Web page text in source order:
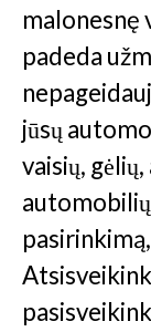
malonesnę
padeda
jūsų
vaisių,